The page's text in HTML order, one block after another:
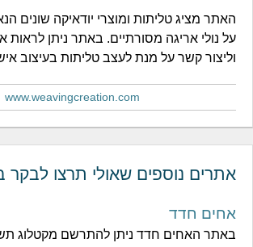
האתר מציג טליתות ומוצרי יודאיקה שונים
על נולי אריגה מסורתיים. באתר ניתן לראות
וליצור קשר על מנת לעצב טליתות בעיצוב
www.weavingcreation.com
אתרים נוספים שאולי תרצו לבקר
אחים חדד
באתר האחים חדד ניתן להתרשם מקטלוג